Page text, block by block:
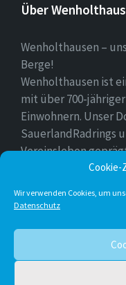
Cookie-
Wir verwenden Cookies, um
Datenschutz
Über
Wenholthausen –
Berge!
Wenholthausen ist
mit über 700-jähriger
Einwohnern. Unser
SauerlandRadrings
Vereinsleben